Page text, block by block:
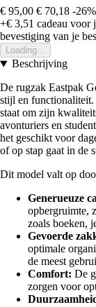
€ 95,00 € 70,18 -26%
+€ 3,51 cadeau voor
bevestiging van je
Loading...
Beschrijving
De rugzak Eastpak
stijl en
staat om zijn
avonturiers en
het geschikt voor
of op stap gaat in de
Dit model valt op
Generueuze
opbergruimte,
zoals boeken,
Gevoerde
optimale
de meest
Comfort: De
zorgen voor